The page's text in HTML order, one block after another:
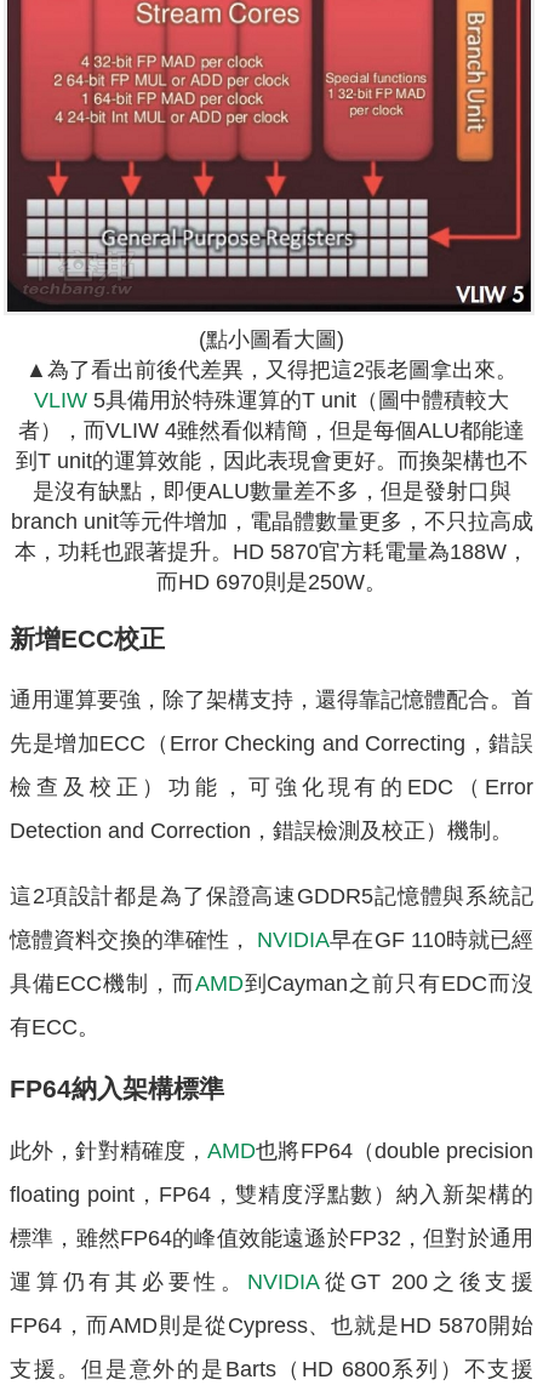
(點小圖看大圖)
▲為了看出前後代差異，又得把這2張老圖拿出來。
VLIW 5具備用於特殊運算的T unit（圖中體積較大
者），而VLIW 4雖然看似精簡，但是每個ALU都能達
到T unit的運算效能，因此表現會更好。而換架構也不
是沒有缺點，即便ALU數量差不多，但是發射口與
branch unit等元件增加，電晶體數量更多，不只拉高成
本，功耗也跟著提升。HD 5870官方耗電量為188W，
而HD 6970則是250W。
新增ECC校正
通用運算要強，除了架構支持，還得靠記憶體配合。首
先是增加ECC（Error Checking and Correcting，錯誤
檢查及校正）功能，可強化現有的EDC（Error
Detection and Correction，錯誤檢測及校正）機制。
這2項設計都是為了保證高速GDDR5記憶體與系統記
憶體資料交換的準確性， NVIDIA早在GF 110時就已經
具備ECC機制，而AMD到Cayman之前只有EDC而沒
有ECC。
FP64納入架構標準
此外，針對精確度，AMD也將FP64（double precision
floating point，FP64，雙精度浮點數）納入新架構的
標準，雖然FP64的峰值效能遠遜於FP32，但對於通用
運算仍有其必要性。 NVIDIA從GT 200之後支援
FP64，而AMD則是從Cypress、也就是HD 5870開始
支援。但是意外的是Barts（HD 6800系列）不支援